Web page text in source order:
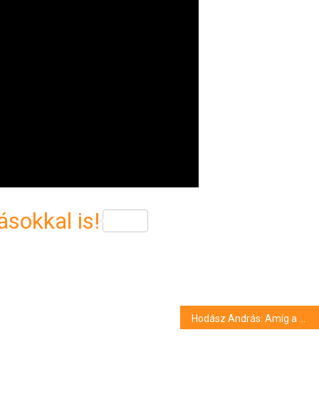
is!
Hodász András: Amíg a meleg emberek félelemben és kirekesztettségben élnek, addig beszélni kell erről